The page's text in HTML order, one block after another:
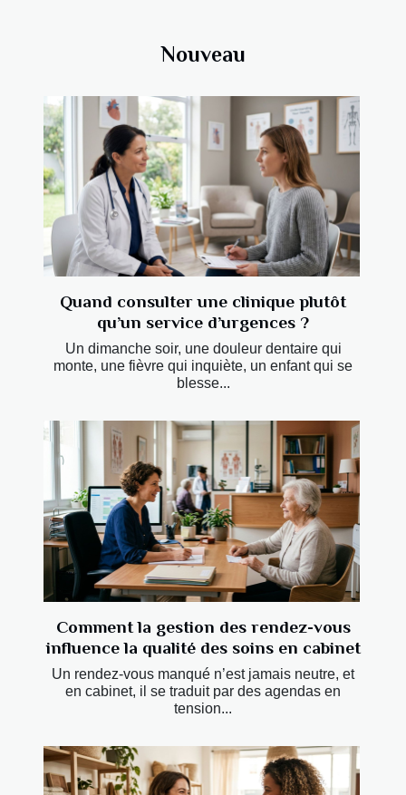
Nouveau
Quand consulter une clinique plutôt
qu’un service d’urgences ?
Un dimanche soir, une douleur dentaire qui
monte, une fièvre qui inquiète, un enfant qui se
blesse...
Comment la gestion des rendez-vous
influence la qualité des soins en cabinet
Un rendez-vous manqué n’est jamais neutre, et
en cabinet, il se traduit par des agendas en
tension...